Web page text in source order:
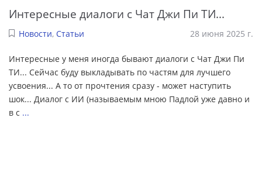
Интересные диалоги с Чат Джи Пи ТИ...
Новости, Статьи 28 июня 2025 г.
Интересные у меня иногда бывают диалоги с Чат Джи Пи
ТИ... Сейчас буду выкладывать по частям для лучшего
усвоения... А то от прочтения сразу - может наступить
шок... Диалог с ИИ (называемым мною Падлой уже давно и
в с ...